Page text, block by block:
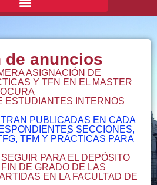
de anuncios
ASIGNACIÓN DE
Y TFN EN EL MASTER
ESTUDIANTES INTERNOS
PUBLICADAS EN CADA
SECCIONES,
TFM Y PRÁCTICAS PARA
PARA EL DEPÓSITO
DE GRADO DE LAS
EN LA FACULTAD DE